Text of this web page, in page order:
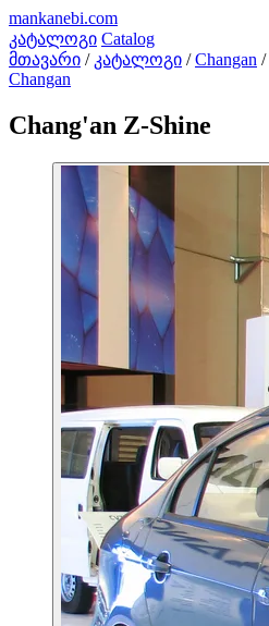
mankanebi.com
კატალოგი Catalog
მთავარი / კატალოგი / Changan /
Changan
Chang'an Z-Shine